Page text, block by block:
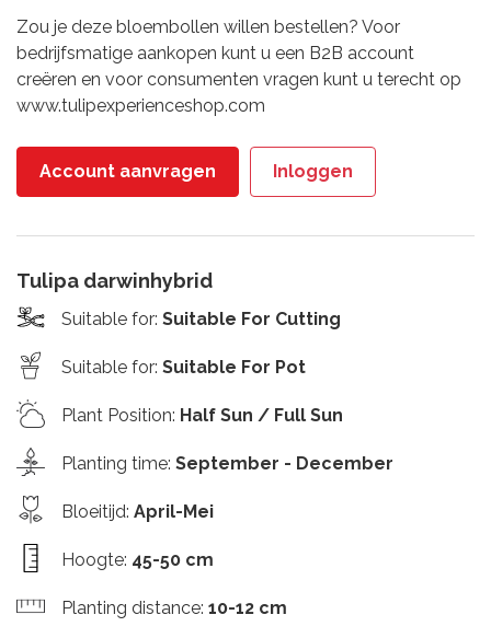
Zou je deze bloembollen willen bestellen? Voor
bedrijfsmatige aankopen kunt u een B2B account
creëren en voor consumenten vragen kunt u terecht op
www.tulipexperienceshop.com
Account aanvragen Inloggen
Tulipa darwinhybrid
Suitable for: Suitable For Cutting
Suitable for: Suitable For Pot
Plant Position: Half Sun / Full Sun
Planting time: September - December
Bloeitijd: April-Mei
Hoogte: 45-50 cm
Planting distance: 10-12 cm